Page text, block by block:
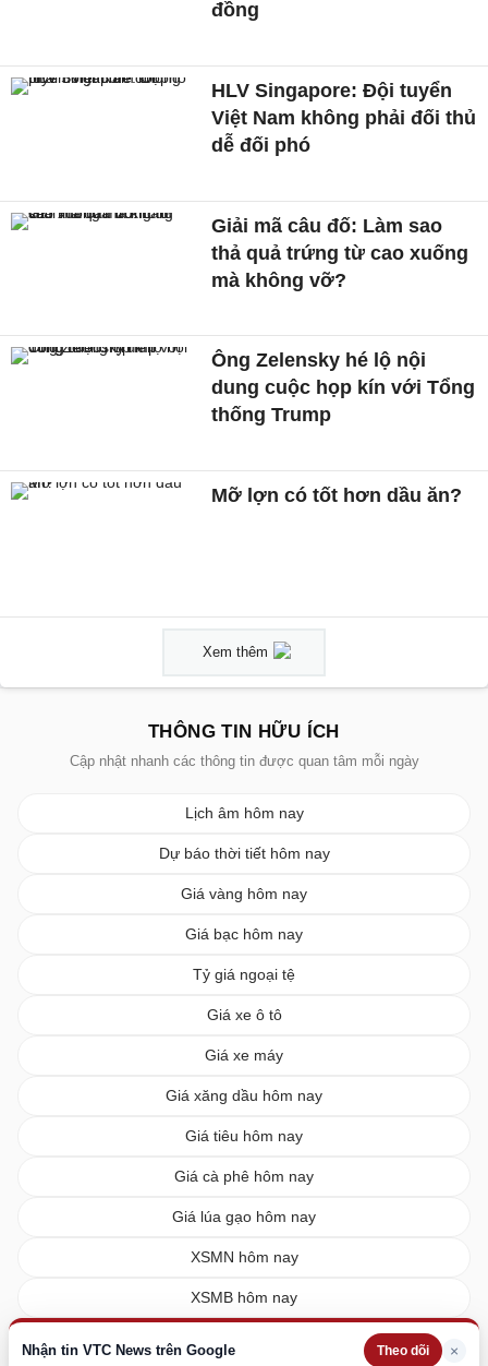
Nhận tin VTC News trên Google Theo dõi ×
đồng
HLV Singapore: Đội tuyển
Việt Nam không phải đối thủ
dễ đối phó
Giải mã câu đố: Làm sao
thả quả trứng từ cao xuống
mà không vỡ?
Ông Zelensky hé lộ nội
dung cuộc họp kín với Tổng
thống Trump
Mỡ lợn có tốt hơn dầu ăn?
Xem thêm
THÔNG TIN HỮU ÍCH
Cập nhật nhanh các thông tin được quan tâm mỗi ngày
Lịch âm hôm nay
Dự báo thời tiết hôm nay
Giá vàng hôm nay
Giá bạc hôm nay
Tỷ giá ngoại tệ
Giá xe ô tô
Giá xe máy
Giá xăng dầu hôm nay
Giá tiêu hôm nay
Giá cà phê hôm nay
Giá lúa gạo hôm nay
XSMN hôm nay
XSMB hôm nay